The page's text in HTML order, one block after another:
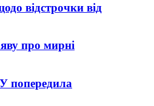
відстрочки від
про мирні
попередила